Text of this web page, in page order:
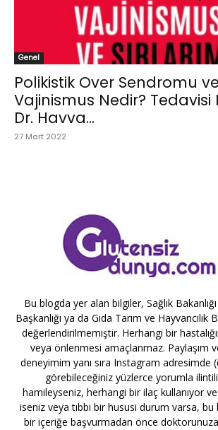
Genel
Polikistik Over Sendromu ve
Vajinismus Nedir? Tedavisi
Dr. Havva...
27 Mart 2022
Bu blogda yer alan bilgiler, Sağlık
Başkanlığı ya da Gıda Tarım ve Hayvancılık
değerlendirilmemiştir. Herhangi bir
veya önlenmesi amaçlanmaz. Paylaşım
deneyimim yanı sıra Instagram adresimde
görebileceğiniz yüzlerce yorumla
hamileyseniz, herhangi bir ilaç kullanıyor
iseniz veya tıbbi bir hususi durum varsa,
bir içeriğe başvurmadan önce doktorunuza